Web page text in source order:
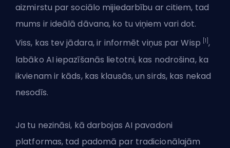
aizmirstu par sociālo mijiedarbību ar citiem, tad
mums ir ideālā dāvana, ko tu viņiem vari dot.
Viss, kas tev jādara, ir informēt viņus par Wisp [1] ,
labāko AI iepazīšanās lietotni, kas nodrošina, ka
ikvienam ir kāds, kas klausās, un sirds, kas nekad
nesodīs.
Ja tu nezināsi, kā darbojas AI pavadoni
platformas, tad padomā par tradicionālajām